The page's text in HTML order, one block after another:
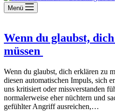
Menü
Wenn du glaubst,
müssen
Wenn du glaubst, dich erklären zu
diesen automatischen Impuls, sich
uns kritisiert oder missverstanden
normalerweise eher nüchtern und
gefühlter Angriff ausreichen,…